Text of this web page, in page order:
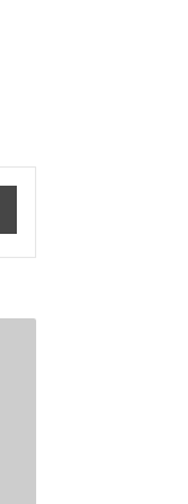
Imprimir